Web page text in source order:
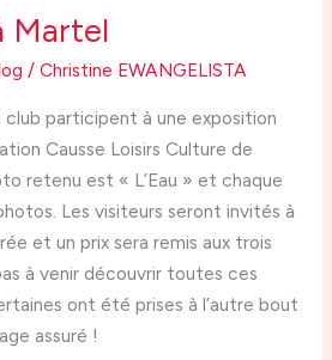
Martel
/ Christine EWANGELISTA
club participent à une exposition
Causse Loisirs Culture de
retenu est « L’Eau » et chaque
Les visiteurs seront invités à
et un prix sera remis aux trois
à venir découvrir toutes ces
ont été prises à l’autre bout
assuré !